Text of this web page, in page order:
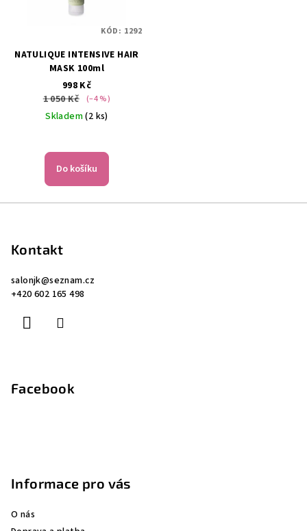
NATULIQUE INTENSIVE HAIR
MASK 100ml
998 Kč
1 050 Kč (–4 %)
Skladem(2 ks)
Do košíku
KÓD: 1292
Kontakt
salonjk@seznam.cz
+420 602 165 498
Facebook
Informace pro vás
O nás